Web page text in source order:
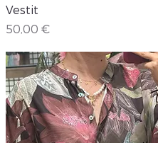
Vestit
Precio
50,00 €